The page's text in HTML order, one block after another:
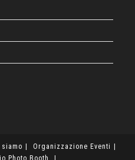
siamo
Organizzazione Eventi
Photo Booth